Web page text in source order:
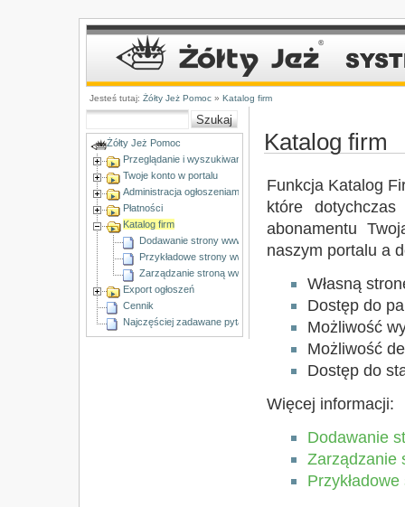
Jesteś tutaj: Żółty Jeż Pomoc» Katalog firm
Żółty Jeż Pomoc
Przeglądanie i wyszukiwanie ogłoszeń
Twoje konto w portalu
Administracja ogłoszeniami
Płatności
Katalog firm
Dodawanie strony www do Katalogu Firm
Przykładowe strony www
Zarządzanie stroną www w Katalogu firm
Export ogłoszeń
Cennik
Najczęściej zadawane pytania
Katalog firm
Funkcja Katalog
które
abonamentu
naszym portalu a
Własną
Dostęp do
Możliwość
Możliwość
Dostęp do
Więcej informacji:
Dodawanie
Zarządzanie